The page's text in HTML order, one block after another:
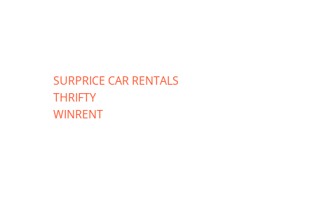
SURPRICE CAR RENTALS
THRIFTY
WINRENT